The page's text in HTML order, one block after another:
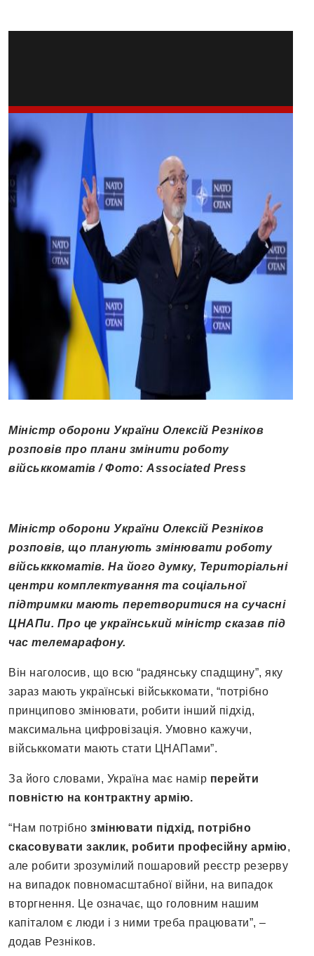
Міністр оборони України Олексій Резніков
розповів про плани змінити роботу
військкоматів / Фото: Associated Press
Міністр оборони України Олексій Резніков
розповів, що планують змінювати роботу
військккоматів. На його думку, Територіальні
центри комплектування та соціальної
підтримки мають перетворитися на сучасні
ЦНАПи. Про це український міністр сказав під
час телемарафону.
Він наголосив, що всю “радянську спадщину”, яку
зараз мають українські військкомати, “потрібно
принципово змінювати, робити інший підхід,
максимальна цифровізація. Умовно кажучи,
військкомати мають стати ЦНАПами”.
За його словами, Україна має намір перейти
повністю на контрактну армію.
“Нам потрібно змінювати підхід, потрібно
скасовувати заклик, робити професійну армію,
але робити зрозумілий пошаровий реєстр резерву
на випадок повномасштабної війни, на випадок
вторгнення. Це означає, що головним нашим
капіталом є люди і з ними треба працювати”, –
додав Резніков.